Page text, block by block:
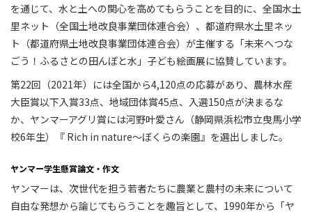
を通じて、水と土への関心を高めてもらうことを目的に、全国水土
里ネット（全国土地改良事業団体連合会）、都道府県水土里ネッ
ト（都道府県土地改良事業団体連合会）が主催する「未来へつな
ごう！ふるさとの田んぼと水」子ども絵画展に協賛しています。
第22回（2021年）には全国から4,120点の応募があり、農林水産
大臣賞以下入賞33点、地域団体賞45点、入選150点が決まるな
か、ヤンマーアグリ賞には河野叶愛さん（静岡県浜松市立曳馬小学
校6年生）『 Rich in nature～ぼくらの楽園』を選出しました。
ヤンマー学生懸賞論文・作文
ヤンマーは、次世代を担う若者たちに農業と農村の未来について
自由な発想から論じてもらうことを趣旨として、1990年から「ヤ